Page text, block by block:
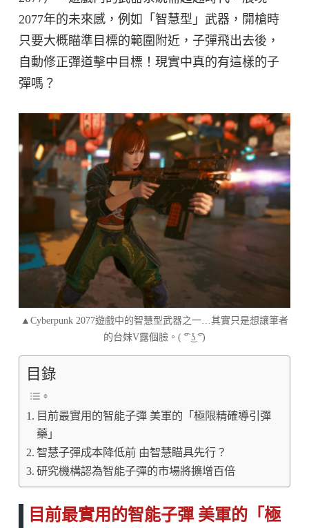
2077年的未來感，例如「智慧型」武器，開槍時
只要大概瞄準目標的範圍附近，子彈飛出去後，
自動修正彈道擊中目標！現實中真的有這樣的子
彈嗎？
▲Cyberpunk 2077遊戲中的智慧型武器之一…其實只是想讓筆者
的台妹V露個臉。( ͡° ͜ʖ ͡°)
目錄
目前最實用的智能子彈 美軍的「極限精確導引彈
藥」
智慧子彈成本降低前 由智慧瞄具先行？
研究機構認為智能子彈的市場將擴增百倍
目前最實用的智能子彈 美軍的「極